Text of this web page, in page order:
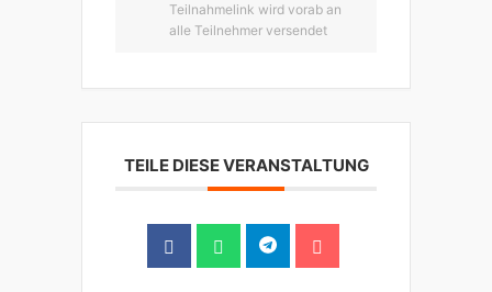
Teilnahmelink wird vorab an
alle Teilnehmer versendet
TEILE DIESE VERANSTALTUNG